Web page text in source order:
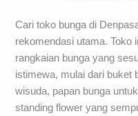
Cari toko bunga di
rekomendasi utama. Toko
rangkaian bunga yang
istimewa, mulai dari buket
wisuda, papan bunga
standing flower yang